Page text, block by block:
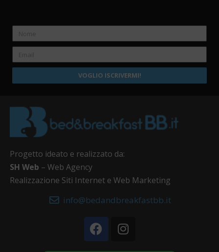
VOGLIO ISCRIVERMI!
Progetto ideato e realizzato da:
SH Web – Web Agency
Realizzazione Siti Internet e Web Marketing
info@bedandbreakfastbb.it